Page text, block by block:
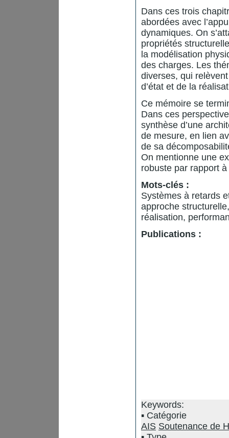
Dans ces trois
abordées avec
dynamiques. On
propriétés
la modélisation
des charges. Les
diverses, qui
d’état et de la
Ce mémoire se
Dans ces
synthèse d’une
de mesure, en lien
de sa
On mentionne une
robuste par rapport
Mots-clés :
Systèmes à retards
approche
réalisation,
Publications :
Keywords:
Catégorie
AIS Soutenance de